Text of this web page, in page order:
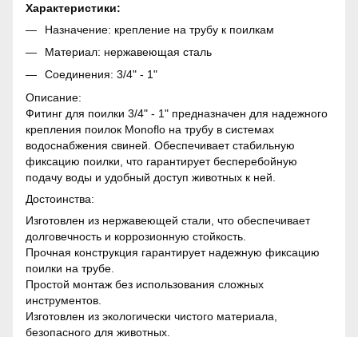
Характеристики:
Назначение: крепление на трубу к поилкам
Материал: нержавеющая сталь
Соединения: 3/4" - 1"
Описание:
Фитинг для поилки 3/4" - 1" предназначен для надежного
крепления поилок Monoflo на трубу в системах
водоснабжения свиней. Обеспечивает стабильную
фиксацию поилки, что гарантирует бесперебойную
подачу воды и удобный доступ животных к ней.
Достоинства:
Изготовлен из нержавеющей стали, что обеспечивает
долговечность и коррозионную стойкость.
Прочная конструкция гарантирует надежную фиксацию
поилки на трубе.
Простой монтаж без использования сложных
инструментов.
Изготовлен из экологически чистого материала,
безопасного для животных.